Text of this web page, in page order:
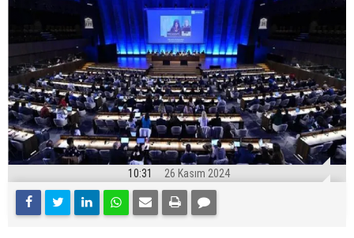
10:31 26 Kasım 2024